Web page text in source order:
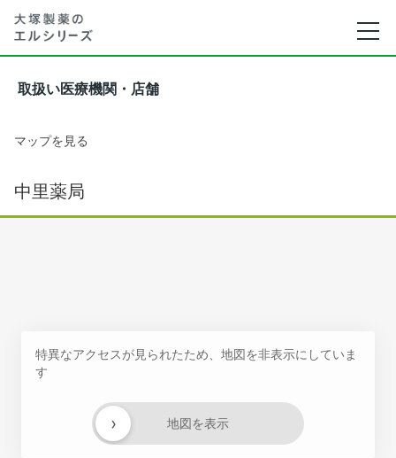
取扱い医療機関・店舗
マップを見る
中里薬局
特異なアクセスが見られたため、地図を非表示にしていま
す
地図を表示
›